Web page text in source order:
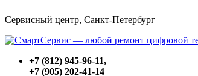
Сервисный центр, Cанкт-Петербург
+7 (812) 945-96-11,
+7 (905) 202-41-14